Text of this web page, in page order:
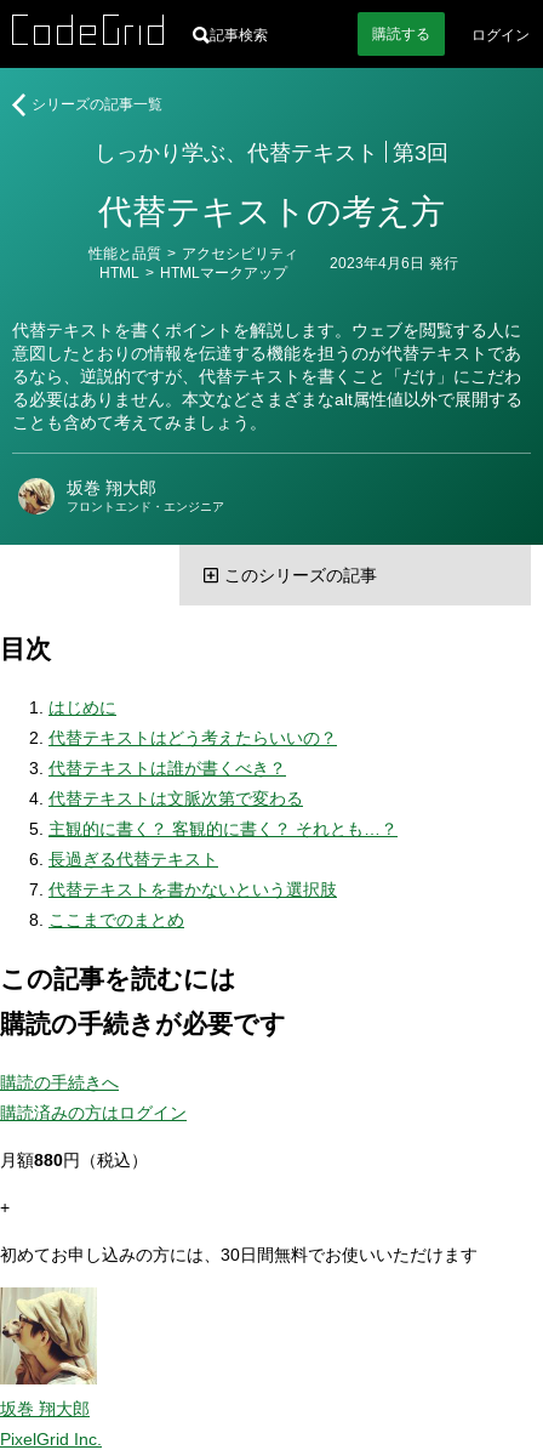
記事検索 購読する ログイン
しっかり学ぶ、代替テキスト 第3回
代替テキストの考え方
代替テキストを書くポイントを解説します。ウェブを閲覧する人に
意図したとおりの情報を伝達する機能を担うのが代替テキストであ
るなら、逆説的ですが、代替テキストを書くこと「だけ」にこだわ
る必要はありません。本文などさまざまなalt属性値以外で展開する
ことも含めて考えてみましょう。
カ
性能と品質 > アクセシビリティ
HTML > HTMLマークアップ
2023年4月6日 発行
者
坂巻 翔大郎
フロントエンド・エンジニア
し
キ
ス
ト
シリーズの記事一覧
このシリーズの記事
目次
はじめに
代替テキストはどう考えたらいいの？
代替テキストは誰が書くべき？
代替テキストは文脈次第で変わる
主観的に書く？ 客観的に書く？ それとも…？
長過ぎる代替テキスト
代替テキストを書かないという選択肢
ここまでのまとめ
この記事を読むには
購読の手続きが必要です
購読の手続きへ
購読済みの方はログイン
月額880円（税込）
+
初めてお申し込みの方には、30日間無料でお使いいただけます
坂巻 翔大郎
PixelGrid Inc.